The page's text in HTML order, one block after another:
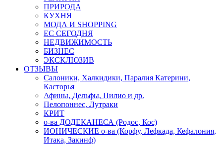
ПРИРОДА
КУХНЯ
МОДА И SHOPPING
ЕС СЕГОДНЯ
НЕДВИЖИМОСТЬ
БИЗНЕС
ЭКСКЛЮЗИВ
ОТЗЫВЫ
Салоники, Халкидики, Паралия Катерини,
Касторья
Афины, Дельфы, Пилио и др.
Пелопоннес, Лутраки
КРИТ
о-ва ДОДЕКАНЕСА (Родос, Кос)
ИОНИЧЕСКИЕ о-ва (Корфу, Лефкада, Кефалония,
Итака, Закинф)